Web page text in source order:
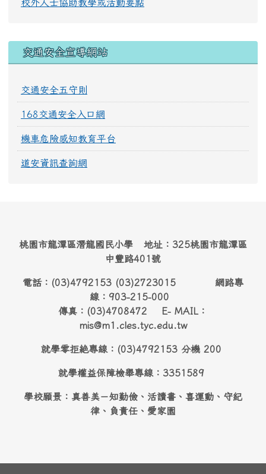
校外人士協助教學或活動要點
交通安全宣導網站
交通安全五守則
168交通安全入口網
機車危險感知教育平台
道安資訊查詢網
桃園市龍潭區潛龍國民小學 地址：325桃園市龍潭區
中豐路401號
電話：(03)4792153 (03)2723015 網路專
線：903-215-000
傳真：(03)4708472 E- MAIL：
mis@m1.cles.tyc.edu.tw
就學零拒絶專線：(03)4792153 分機 200
就學權益保障檢舉專線：3351589
學校願景：真善美－知勤儉、活讀書、喜運動、守紀
律、負責任、愛家園